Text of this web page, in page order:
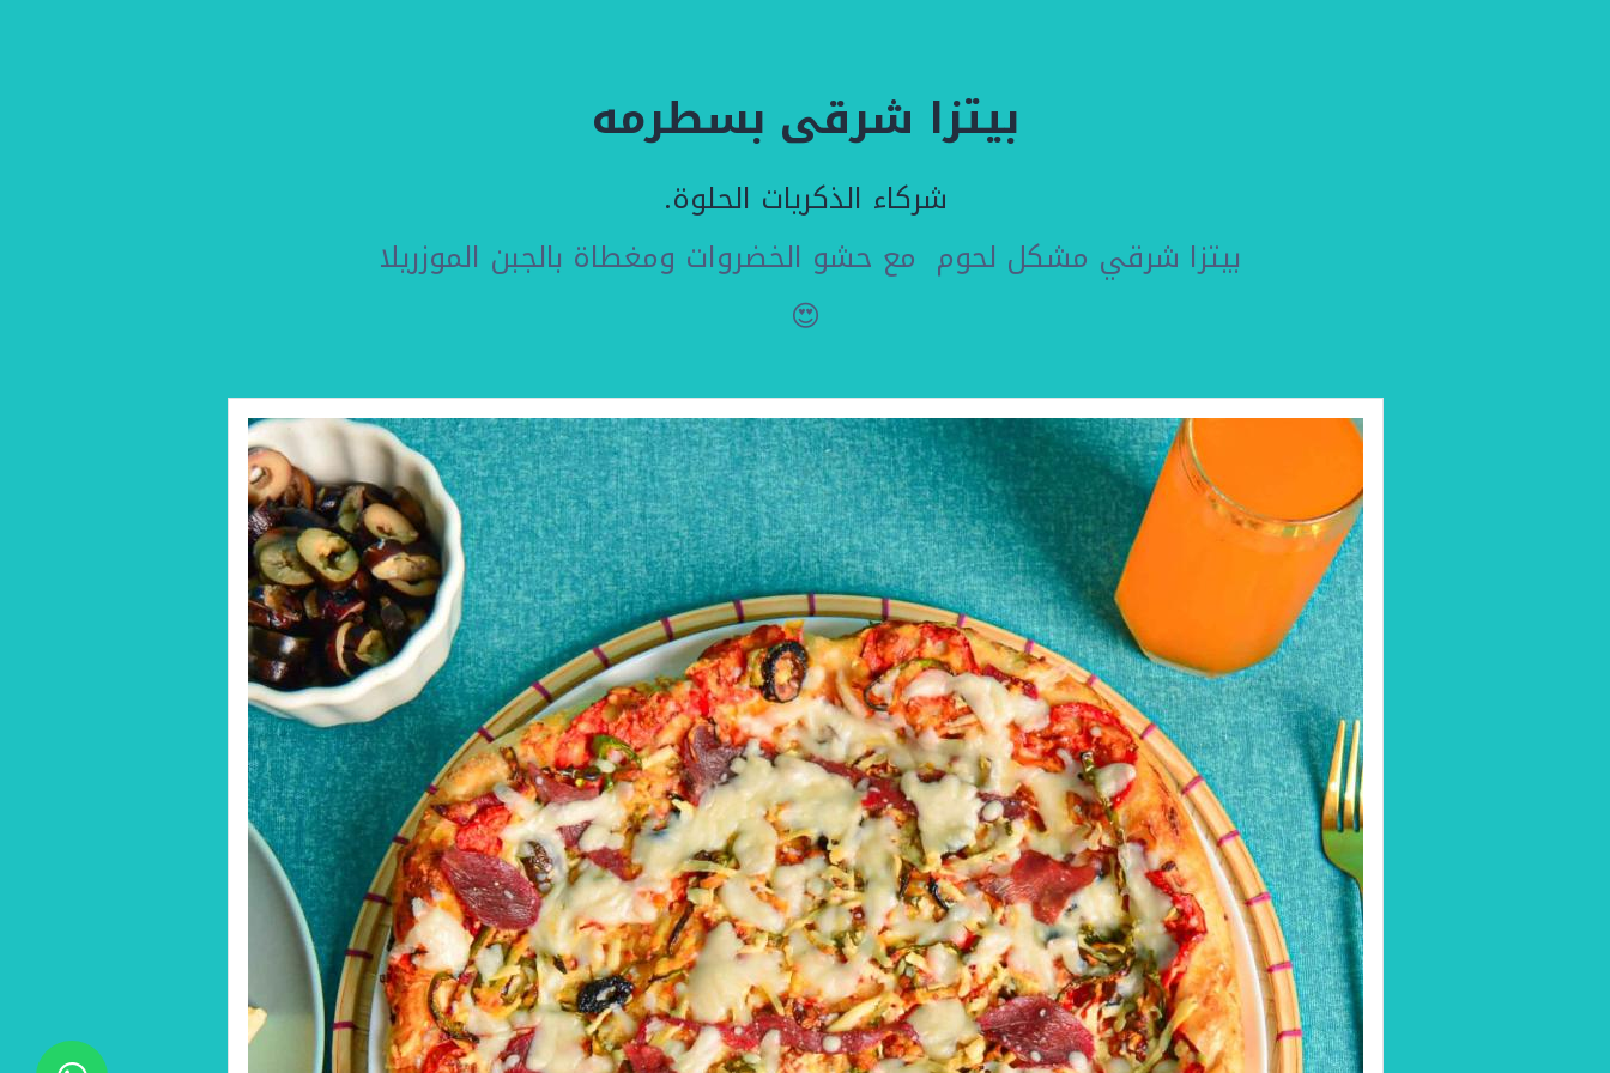
بيتزا شرقى بسطرمه
شركاء الذكريات الحلوة.
بيتزا شرقي مشكل لحوم مع حشو الخضروات ومغطاة بالجبن الموزريلا
😍